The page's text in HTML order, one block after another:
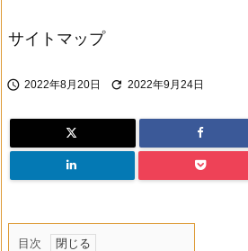
サイトマップ
 2022年8月20日  2022年9月24日
目次